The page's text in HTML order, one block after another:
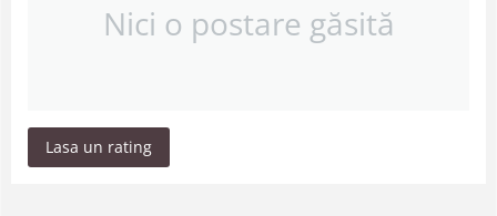
Nici o postare găsită
Lasa un rating